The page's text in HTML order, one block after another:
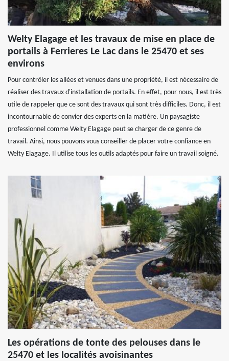
Welty Elagage et les travaux de mise en place de
portails à Ferrieres Le Lac dans le 25470 et ses
environs
Pour contrôler les allées et venues dans une propriété, il est nécessaire de
réaliser des travaux d'installation de portails. En effet, pour nous, il est très
utile de rappeler que ce sont des travaux qui sont très difficiles. Donc, il est
incontournable de convier des experts en la matière. Un paysagiste
professionnel comme Welty Elagage peut se charger de ce genre de
travail. Ainsi, nous pouvons vous conseiller de placer votre confiance en
Welty Elagage. Il utilise tous les outils adaptés pour faire un travail soigné.
Les opérations de tonte des pelouses dans le
25470 et les localités avoisinantes